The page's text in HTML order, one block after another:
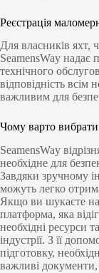
Реєстрація
Для власників яхт,
SeamensWay надає
технічного
відповідність
важливим для
Чому варто вибрати
SeamensWay
необхідне для
Завдяки зручному
можуть легко
Якщо ви шукаєте
платформа, яка
необхідні ресурси
індустрії. З її
підготовку,
важливі документи,